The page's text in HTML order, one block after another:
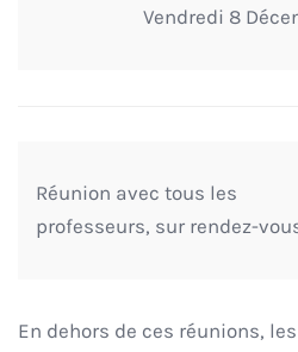
Vendredi 8
Réunion avec tous les
professeurs, sur rendez-
En dehors de ces réunions,